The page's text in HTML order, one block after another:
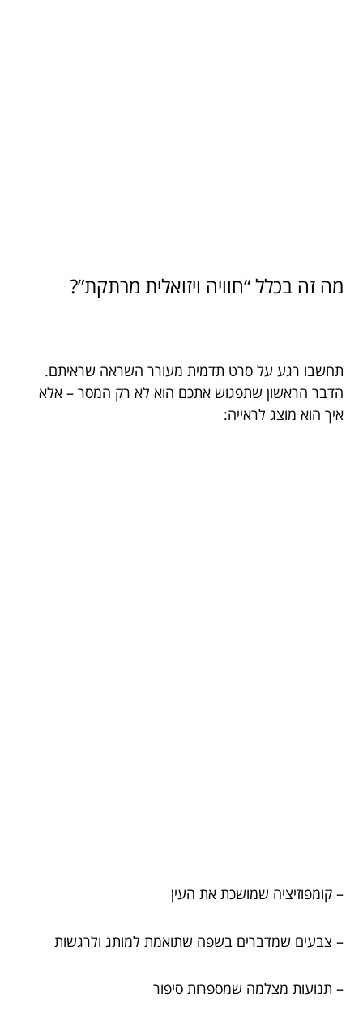
מה זה בכלל “חוויה ויזואלית מרתקת”?
תחשבו רגע על סרט תדמית מעורר השראה שראיתם.
הדבר הראשון שתפגוש אתכם הוא לא רק המסר – אלא
איך הוא מוצג לראייה:
– קומפוזיציה שמושכת את העין
– צבעים שמדברים בשפה שתואמת למותג ולרגשות
– תנועות מצלמה שמספרות סיפור